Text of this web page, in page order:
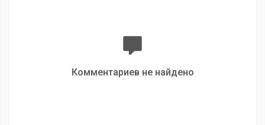
Комментариев не найдено